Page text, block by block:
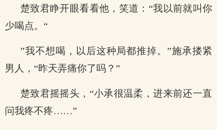
楚致君睁开眼看看他，笑道：“我以前就叫你
少喝点。“
”我不想喝，以后这种局都推掉。”施承搂紧
男人，“昨天弄痛你了吗？”
楚致君摇摇头，“小承很温柔，进来前还一直
问我疼不疼……”